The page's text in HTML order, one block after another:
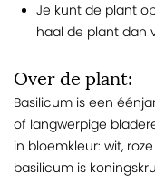
Je kunt de plant
haal de plant dan
Over de plant:
Basilicum is een
of langwerpige
in bloemkleur: wit,
basilicum is